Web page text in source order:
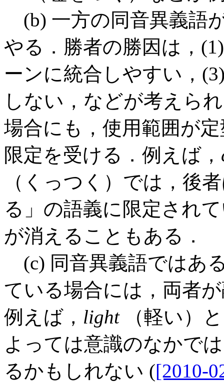
(b) 一方の同音異義語
やる．勝者の勝因は，
ーンに統合しやすい，
しない，などが考えら
場合にも，使用範囲が
限定を受ける．例えば，
（くっつく）では，後
る」の語義に限定され
が消えることもある．
(c) 同音異義語ではあ
ている場合には，両者
例えば， light（軽い）
よっては意識のなかで
るかもしれない ([2010-